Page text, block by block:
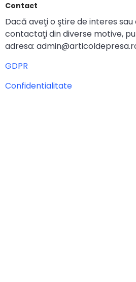
Contact
Dacă aveţi o ştire de interes sau
contactaţi din diverse motive,
adresa:
GDPR
Confidentialitate